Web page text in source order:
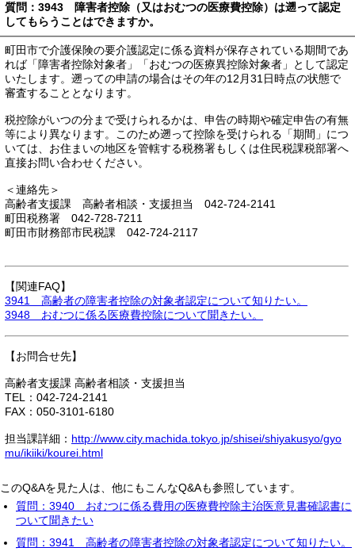
質問：3943 障害者控除（又はおむつの医療費控除）は遡って認定
してもらうことはできますか。
町田市で介護保険の要介護認定に係る資料が保存されている期間であ
れば「障害者控除対象者」「おむつの医療異控除対象者」として認定
いたします。遡っての申請の場合はその年の12月31日時点の状態で
審査することとなります。
税控除がいつの分まで受けられるかは、申告の時期や確定申告の有無
等により異なります。このため遡って控除を受けられる「期間」につ
いては、お住まいの地区を管轄する税務署もしくは住民税課税部署へ
直接お問い合わせください。
＜連絡先＞
高齢者支援課 高齢者相談・支援担当 042-724-2141
町田税務署 042-728-7211
町田市財務部市民税課 042-724-2117
【関連FAQ】
3941 高齢者の障害者控除の対象者認定について知りたい。
3948 おむつに係る医療費控除について聞きたい。
【お問合せ先】
高齢者支援課 高齢者相談・支援担当
TEL：042-724-2141
FAX：050-3101-6180
担当課詳細： http://www.city.machida.tokyo.jp/shisei/shiyakusyo/gyo
mu/ikiiki/kourei.html
このQ&Aを見た人は、他にもこんなQ&Aも参照しています。
質問：3940 おむつに係る費用の医療費控除主治医意見書確認書に
ついて聞きたい
質問：3941 高齢者の障害者控除の対象者認定について知りたい。